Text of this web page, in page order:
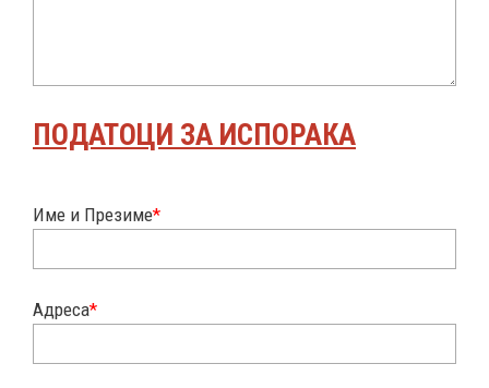
ПОДАТОЦИ ЗА ИСПОРАКА
Име и Презиме*
Адреса*